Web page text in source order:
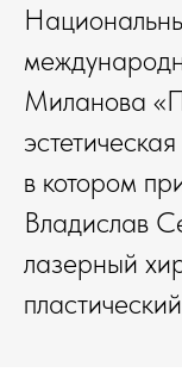
Миланова
в котором
Владислав
лазерный